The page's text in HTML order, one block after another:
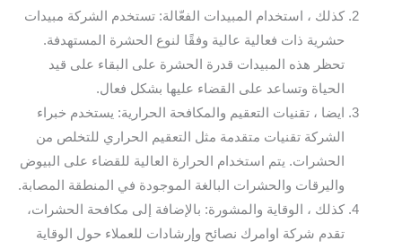
كذلك ، استخدام المبيدات الفعّالة: تستخدم الشركة مبيدات
حشرية ذات فعالية عالية وفقًا لنوع الحشرة المستهدفة.
تحظر هذه المبيدات قدرة الحشرة على البقاء على قيد
الحياة وتساعد على القضاء عليها بشكل فعال.
ايضا ، تقنيات التعقيم والمكافحة الحرارية: يستخدم خبراء
الشركة تقنيات متقدمة مثل التعقيم الحراري للتخلص من
الحشرات. يتم استخدام الحرارة العالية للقضاء على البيوض
واليرقات والحشرات البالغة الموجودة في المنطقة المصابة.
كذلك ، الوقاية والمشورة: بالإضافة إلى مكافحة الحشرات،
تقدم شركة اوامرك نصائح وإرشادات للعملاء حول الوقاية